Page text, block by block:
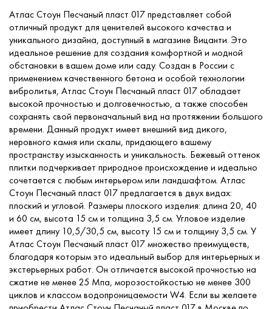
Оплата
Портфолио
Доставка
Контакты
Атлас Стоун Песчаный пласт 017 представляет собой
отличный продукт для ценителей высокого качества и
уникального дизайна, доступный в магазине Вицанти. Это
идеальное решение для создания комфортной и модной
обстановки в вашем доме или саду. Создан в России с
применением качественного бетона и особой технологии
вибролитья, Атлас Стоун Песчаный пласт 017 обладает
высокой прочностью и долговечностью, а также способен
сохранять свой первоначальный вид на протяжении большого
времени. Данный продукт имеет внешний вид дикого,
неровного камня или скалы, придающего вашему
пространству изысканность и уникальность. Бежевый оттенок
плитки подчеркивает природное происхождение и идеально
сочетается с любым интерьером или ландшафтом. Атлас
Стоун Песчаный пласт 017 предлагается в двух видах:
плоский и угловой. Размеры плоского изделия: длина 20, 40
и 60 см, высота 15 см и толщина 3,5 см. Угловое изделие
имеет длину 10,5/30,5 см, высоту 15 см и толщину 3,5 см. У
Атлас Стоун Песчаный пласт 017 множество преимуществ,
благодаря которым это идеальный выбор для интерьерных и
экстерьерных работ. Он отличается высокой прочностью на
сжатие не менее 25 Мпа, морозостойкостью не менее 300
циклов и классом водопроницаемости W4. Если вы желаете